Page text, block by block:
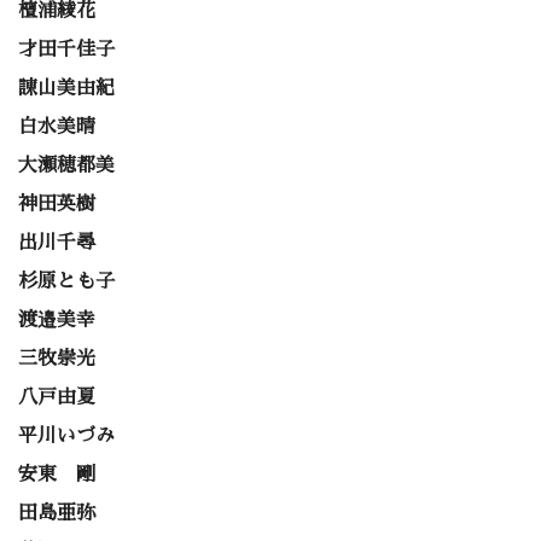
檀浦綾花
才田千佳子
諌山美由紀
白水美晴
大瀬穂都美
神田英樹
出川千尋
杉原とも子
渡邉美幸
三牧崇光
八戸由夏
平川いづみ
安東 剛
田島亜弥